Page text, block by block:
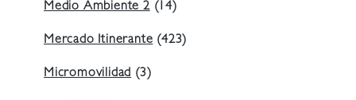
Medio Ambiente 2(14)
Mercado Itinerante(423)
Micromovilidad(3)